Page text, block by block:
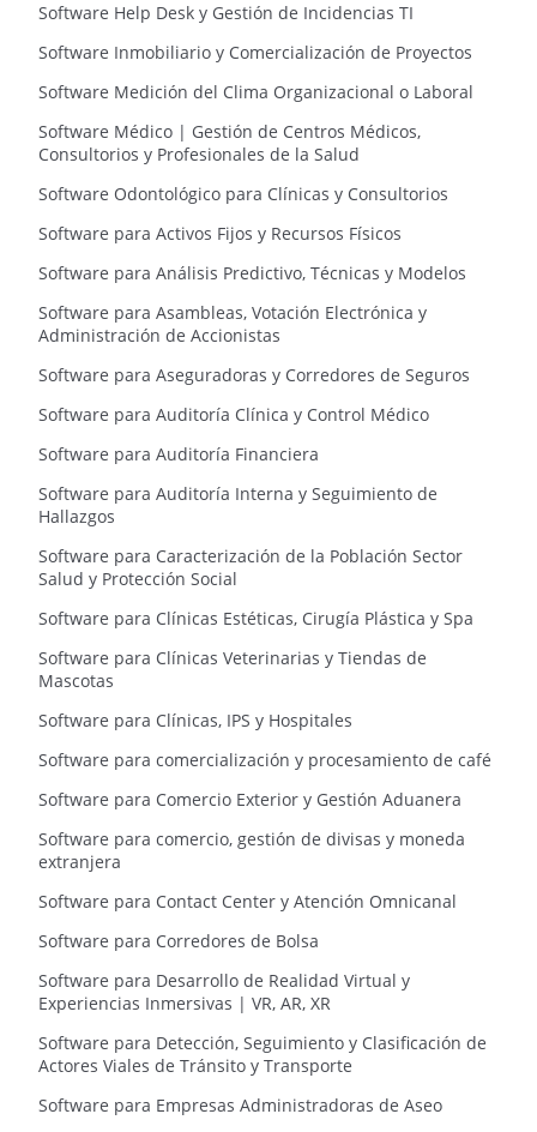
Software Help Desk y Gestión de Incidencias TI
Software Inmobiliario y Comercialización de Proyectos
Software Medición del Clima Organizacional o Laboral
Software Médico | Gestión de Centros Médicos,
Consultorios y Profesionales de la Salud
Software Odontológico para Clínicas y Consultorios
Software para Activos Fijos y Recursos Físicos
Software para Análisis Predictivo, Técnicas y Modelos
Software para Asambleas, Votación Electrónica y
Administración de Accionistas
Software para Aseguradoras y Corredores de Seguros
Software para Auditoría Clínica y Control Médico
Software para Auditoría Financiera
Software para Auditoría Interna y Seguimiento de
Hallazgos
Software para Caracterización de la Población Sector
Salud y Protección Social
Software para Clínicas Estéticas, Cirugía Plástica y Spa
Software para Clínicas Veterinarias y Tiendas de
Mascotas
Software para Clínicas, IPS y Hospitales
Software para comercialización y procesamiento de café
Software para Comercio Exterior y Gestión Aduanera
Software para comercio, gestión de divisas y moneda
extranjera
Software para Contact Center y Atención Omnicanal
Software para Corredores de Bolsa
Software para Desarrollo de Realidad Virtual y
Experiencias Inmersivas | VR, AR, XR
Software para Detección, Seguimiento y Clasificación de
Actores Viales de Tránsito y Transporte
Software para Empresas Administradoras de Aseo